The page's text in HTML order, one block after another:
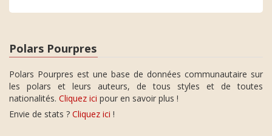
Polars Pourpres
Polars Pourpres est une base de données communautaire sur
les polars et leurs auteurs, de tous styles et de toutes
nationalités. Cliquez ici pour en savoir plus !
Envie de stats ? Cliquez ici !